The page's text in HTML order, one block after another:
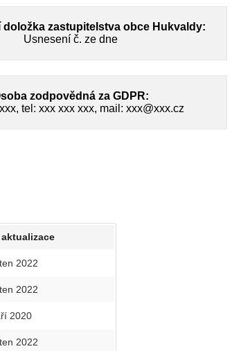
zastupitelstva obce Hukvaldy:
Usnesení č. ze dne
zodpovědná za GDPR:
tel: xxx xxx xxx, mail: xxx@xxx.cz
2022
2022
2020
2022